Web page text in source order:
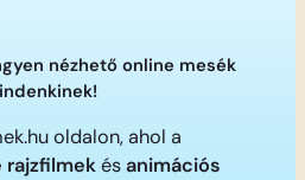
nézhető online mesék
oldalon, ahol a
rajzfilmekésanimációs